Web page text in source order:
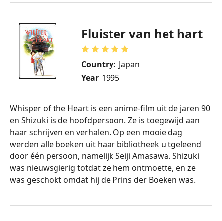
Fluister van het hart
Country: Japan
Year 1995
Whisper of the Heart is een anime-film uit de jaren 90
en Shizuki is de hoofdpersoon. Ze is toegewijd aan
haar schrijven en verhalen. Op een mooie dag
werden alle boeken uit haar bibliotheek uitgeleend
door één persoon, namelijk Seiji Amasawa. Shizuki
was nieuwsgierig totdat ze hem ontmoette, en ze
was geschokt omdat hij de Prins der Boeken was.